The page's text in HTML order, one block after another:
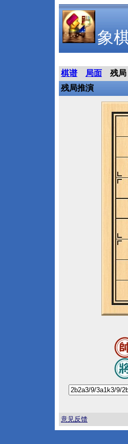
象
棋谱 局面
残局
残局推演
意见反馈